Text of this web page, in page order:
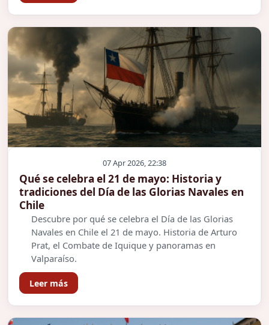
07 Apr 2026, 22:38
Qué se celebra el 21 de mayo: Historia y
tradiciones del Día de las Glorias Navales en
Chile
Descubre por qué se celebra el Día de las Glorias
Navales en Chile el 21 de mayo. Historia de Arturo
Prat, el Combate de Iquique y panoramas en
Valparaíso.
Leer más